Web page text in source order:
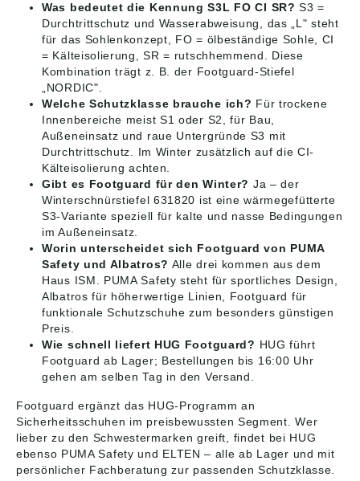
Was bedeutet die Kennung S3L FO CI SR? S3 =
Durchtrittschutz und Wasserabweisung, das „L" steht
für das Sohlenkonzept, FO = ölbeständige Sohle, CI
= Kälteisolierung, SR = rutschhemmend. Diese
Kombination trägt z. B. der Footguard-Stiefel
„NORDIC".
Welche Schutzklasse brauche ich? Für trockene
Innenbereiche meist S1 oder S2, für Bau,
Außeneinsatz und raue Untergründe S3 mit
Durchtrittschutz. Im Winter zusätzlich auf die CI-
Kälteisolierung achten.
Gibt es Footguard für den Winter? Ja – der
Winterschnürstiefel 631820 ist eine wärmegefütterte
S3-Variante speziell für kalte und nasse Bedingungen
im Außeneinsatz.
Worin unterscheidet sich Footguard von PUMA
Safety und Albatros? Alle drei kommen aus dem
Haus ISM. PUMA Safety steht für sportliches Design,
Albatros für höherwertige Linien, Footguard für
funktionale Schutzschuhe zum besonders günstigen
Preis.
Wie schnell liefert HUG Footguard? HUG führt
Footguard ab Lager; Bestellungen bis 16:00 Uhr
gehen am selben Tag in den Versand.
Footguard ergänzt das HUG-Programm an
Sicherheitsschuhen im preisbewussten Segment. Wer
lieber zu den Schwestermarken greift, findet bei HUG
ebenso PUMA Safety und ELTEN – alle ab Lager und mit
persönlicher Fachberatung zur passenden Schutzklasse.